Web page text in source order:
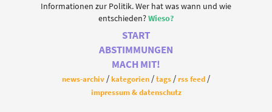
Informationen zur Politik. Wer hat was wann und wie
entschieden?Wieso?
START
ABSTIMMUNGEN
MACH MIT!
news-archiv kategorien tags
rss feed
impressum & datenschutz